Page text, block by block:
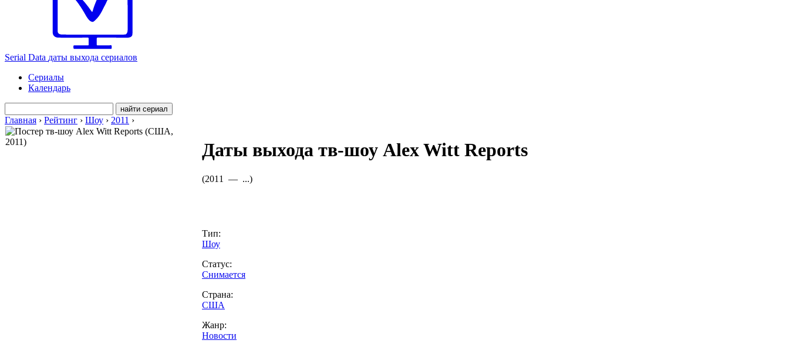
Serial Data даты выхода сериалов
Сериалы
Календарь
Главная › Рейтинг › Шоу › 2011 ›
Даты выхода тв-шоу Alex Witt Reports
(2011 — ...)
Тип:
Шоу
Статус:
Снимается
Страна:
США
Жанр:
Новости